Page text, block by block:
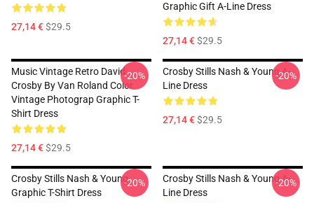
27,14 €$29.5
Graphic Gift A-Line Dress
27,14 €$29.5
Music Vintage Retro David
Crosby By Van Roland Color
Vintage Photograp Graphic T-
Shirt Dress
27,14 €$29.5
-20%
Crosby Stills Nash & Young A-
Line Dress
27,14 €$29.5
-20%
Crosby Stills Nash & Young
Graphic T-Shirt Dress
-20%
Crosby Stills Nash & Young A-
Line Dress
-20%